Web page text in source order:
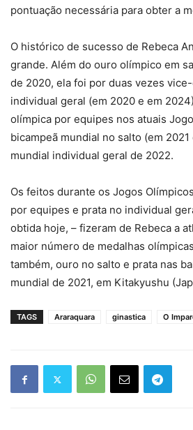
pontuação necessária para obter a
O histórico de sucesso de Rebeca
grande. Além do ouro olímpico em
de 2020, ela foi por duas vezes
individual geral (em 2020 e em
olímpica por equipes nos atuais
bicampeã mundial no salto (em
mundial individual geral de 2022.
Os feitos durante os Jogos
por equipes e prata no individual
obtida hoje, – fizeram de Rebeca a
maior número de medalhas
também, ouro no salto e prata nas
mundial de 2021, em Kitakyushu
TAGS Araraquara ginastica O